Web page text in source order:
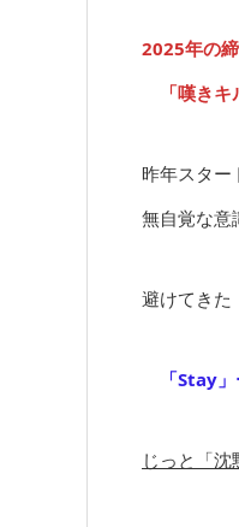
2025年の
「嘆きキ
昨年スター
無自覚な意
避けてきた
「Stay
じっと「沈